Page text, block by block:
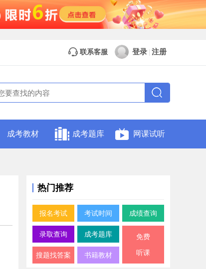
联系客服 登录 注册
成考教材 成考题库 网课试听
热门推荐
报名考试 考试时间 成绩查询
录取查询 成考题库
搜题找答案 书籍教材
免费
听课